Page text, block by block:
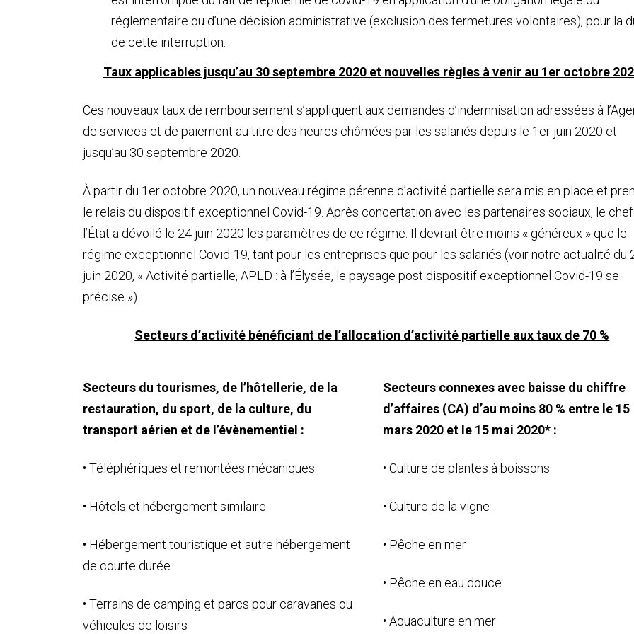
réglementaire ou d’une décision administrative (exclusion des fermetures volontaires), pour la
de cette interruption.
Taux applicables jusqu’au 30 septembre 2020 et nouvelles règles à venir au 1er octobre
Ces nouveaux taux de remboursement s’appliquent aux demandes d’indemnisation adressées à
de services et de paiement au titre des heures chômées par les salariés depuis le 1er juin 2020 et
jusqu’au 30 septembre 2020.
À partir du 1er octobre 2020, un nouveau régime pérenne d’activité partielle sera mis en place et
le relais du dispositif exceptionnel Covid-19. Après concertation avec les partenaires sociaux, le
l’État a dévoilé le 24 juin 2020 les paramètres de ce régime. Il devrait être moins « généreux » que le
régime exceptionnel Covid-19, tant pour les entreprises que pour les salariés (voir notre actualité du
juin 2020, « Activité partielle, APLD : à l’Élysée, le paysage post dispositif exceptionnel Covid-19 se
précise »).
Secteurs d’activité bénéficiant de l’allocation d’activité partielle aux taux de 70 %
Secteurs du tourismes, de l’hôtellerie, de la
restauration, du sport, de la culture, du
transport aérien et de l’évènementiel :
• Téléphériques et remontées mécaniques
• Hôtels et hébergement similaire
• Hébergement touristique et autre hébergement
de courte durée
• Terrains de camping et parcs pour caravanes ou
véhicules de loisirs
Secteurs connexes avec baisse du chiffre
d’affaires (CA) d’au moins 80 % entre le 15
mars 2020 et le 15 mai 2020* :
• Culture de plantes à boissons
• Culture de la vigne
• Pêche en mer
• Pêche en eau douce
• Aquaculture en mer